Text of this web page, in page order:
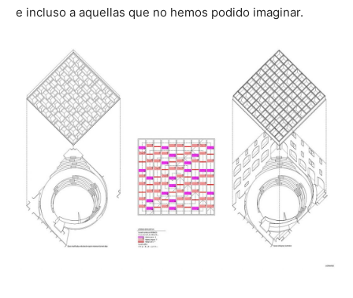
e incluso a aquellas que no hemos podido imaginar.